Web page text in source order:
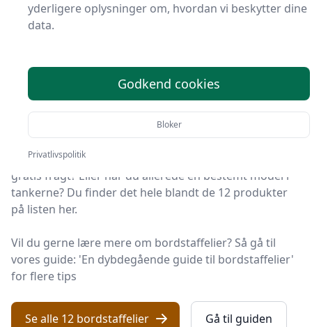
Bedste bordstaffelier -
Du er landet på Håndarbejde Online, det helt rigtige
sted at finde bordstaffelier. Vi har udvalgt de 12 bedste
produkter lige nu, så du er sikret et godt køb!
Leder du efter et godt bordstaffeli tilbud? Vil du have
gratis fragt? Eller har du allerede en bestemt model i
tankerne? Du finder det hele blandt de 12 produkter
på listen her.
Vil du gerne lære mere om bordstaffelier? Så gå til
vores guide: 'En dybdegående guide til bordstaffelier'
for flere tips
Se alle 12 bordstaffelier Gå til guiden
yderligere oplysninger om, hvordan vi beskytter dine
data.
Godkend cookies
Bloker
Privatlivspolitik